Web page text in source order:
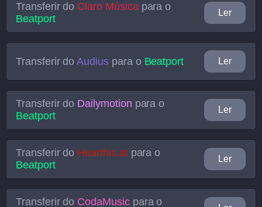
Transferir do Claro Músicapara o
Beatport
Ler
Transferir doAudiuspara o Beatport Ler
Transferir do Dailymotion para o
Beatport
Ler
Transferir do Hearthis.atpara o
Beatport
Ler
Transferir do CodaMusicpara o